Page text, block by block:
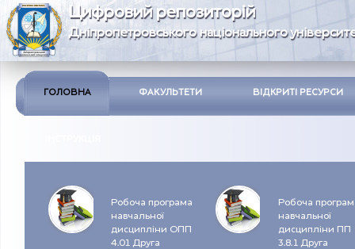
Цифровий репозиторій
Дніпропетровського національного
ГОЛОВНА ФАКУЛЬТЕТИ ВІДКРИТІ РЕСУРСИ
Робоча програма
навчальної
дисципліни ОПП
4.01 Друга
Робоча
навчальної
дисципліни ПП
3.8.1 Друга